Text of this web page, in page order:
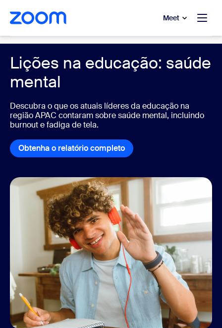
principal
chat de ajuda Meet
Lições na educação: saúde
mental
Descubra o que os atuais líderes da educação na
região APAC contaram sobre saúde mental, incluindo
burnout e fadiga de tela.
Obtenha o relatório completo